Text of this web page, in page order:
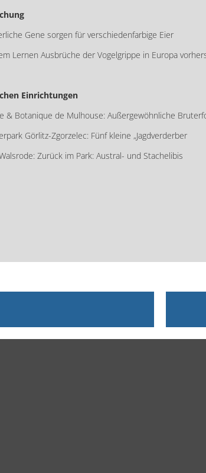
Gene sorgen für verschiedenfarbige Eier
Lernen Ausbrüche der Vogelgrippe in Europa
Einrichtungen
& Botanique de Mulhouse: Außergewöhnliche
Görlitz-Zgorzelec: Fünf kleine „Jagdverderber
Zurück im Park: Austral- und Stachelibis